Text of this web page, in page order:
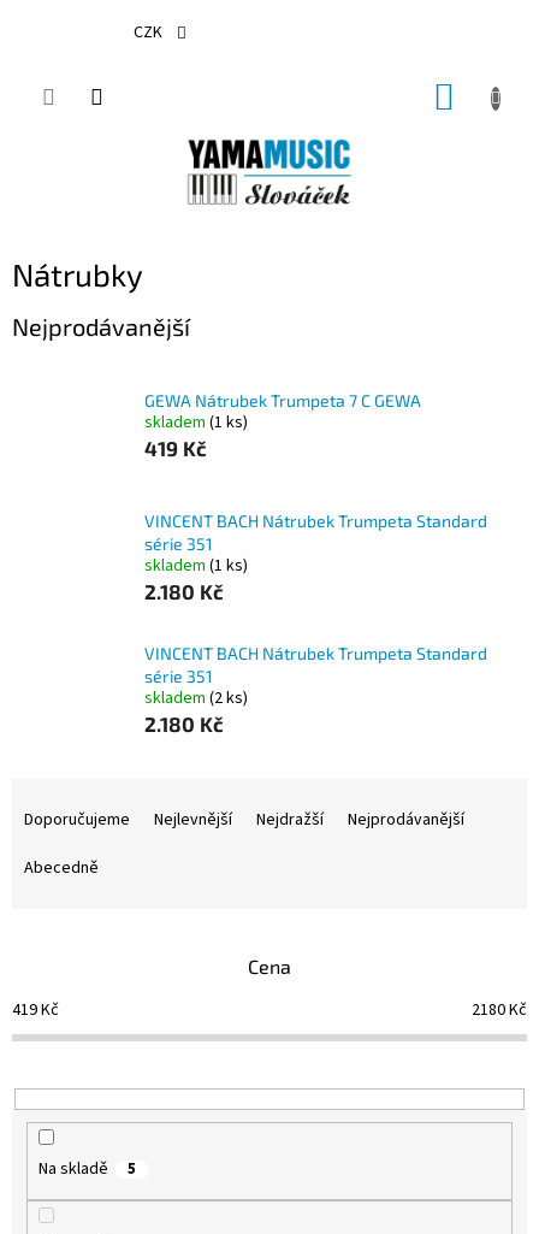
CZK
Nátrubky
Nejprodávanější
GEWA Nátrubek Trumpeta 7 C GEWA
skladem (1 ks)
419 Kč
VINCENT BACH Nátrubek Trumpeta Standard
série 351
skladem (1 ks)
2.180 Kč
VINCENT BACH Nátrubek Trumpeta Standard
série 351
skladem (2 ks)
2.180 Kč
o
d
k
t
Doporučujeme Nejlevnější Nejdražší
Nejprodávanější
Abecedně
Cena
419Kč 2180Kč
Na skladě 5